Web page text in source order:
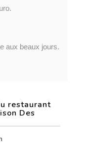
aux beaux jours.
restaurant
Des